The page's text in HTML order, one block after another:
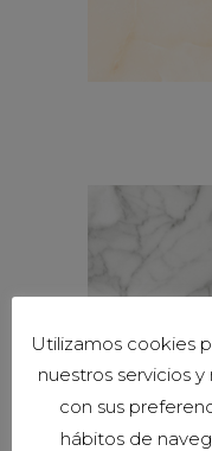
Utilizamos cookies
nuestros servicios
con sus
hábitos de